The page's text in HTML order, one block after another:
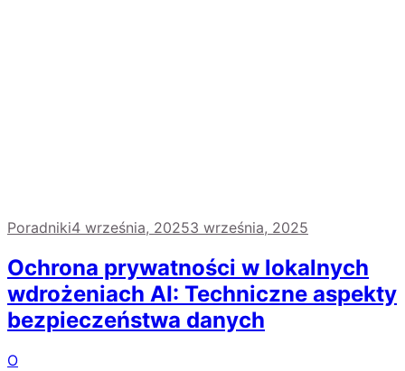
Poradniki4 września, 20253 września, 2025
Ochrona prywatności w lokalnych
wdrożeniach AI: Techniczne aspekty
bezpieczeństwa danych
O